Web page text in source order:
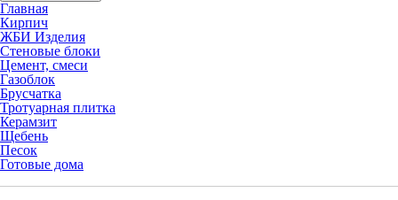
Главная
Кирпич
ЖБИ Изделия
Стеновые блоки
Цемент, смеси
Газоблок
Брусчатка
Тротуарная плитка
Керамзит
Щебень
Песок
Готовые дома